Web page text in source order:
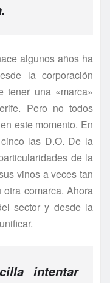
algunos años ha
la corporación
tener una «marca»
Pero no todos
este momento. En
las D.O. De la
de la
vinos a veces tan
comarca. Ahora
sector y desde la
intentar